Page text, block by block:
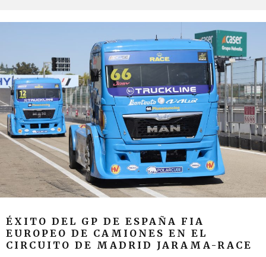
ÉXITO DEL GP DE ESPAÑA FIA
EUROPEO DE CAMIONES EN EL
CIRCUITO DE MADRID JARAMA-RACE